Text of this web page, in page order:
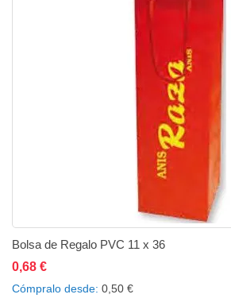
Bolsa de Regalo PVC 11 x 36
0,68 €
Cómpralo desde 0,50 €